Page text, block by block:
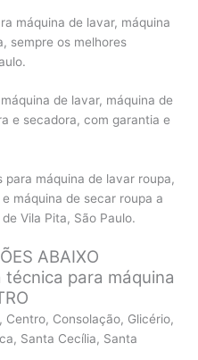
máquina de lavar, máquina
sempre os melhores
de lavar, máquina de
e secadora, com garantia e
máquina de lavar roupa,
máquina de secar roupa a
Vila Pita, São Paulo.
ABAIXO
para máquina
Centro, Consolação, Glicério,
Santa Cecília, Santa